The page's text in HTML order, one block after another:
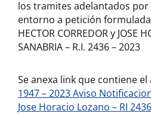
los tramites adelantados por
entorno a petición
HECTOR CORREDOR y JOSE
SANABRIA – R.I. 2436 – 2023
Se anexa link que contiene
1947 – 2023 Aviso
Jose Horacio Lozano – RI